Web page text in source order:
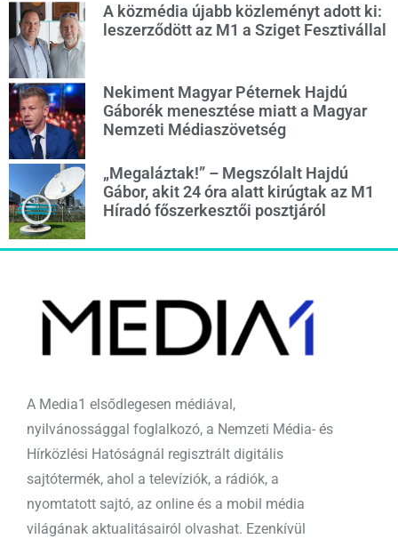
A közmédia újabb közleményt adott ki:
leszerződött az M1 a Sziget Fesztivállal
Nekiment Magyar Péternek Hajdú
Gáborék menesztése miatt a Magyar
Nemzeti Médiaszövetség
„Megaláztak!” – Megszólalt Hajdú
Gábor, akit 24 óra alatt kirúgtak az M1
Híradó főszerkesztői posztjáról
A Media1 elsődlegesen médiával,
nyilvánossággal foglalkozó, a Nemzeti Média- és
Hírközlési Hatóságnál regisztrált digitális
sajtótermék, ahol a televíziók, a rádiók, a
nyomtatott sajtó, az online és a mobil média
világának aktualitásairól olvashat. Ezenkívül